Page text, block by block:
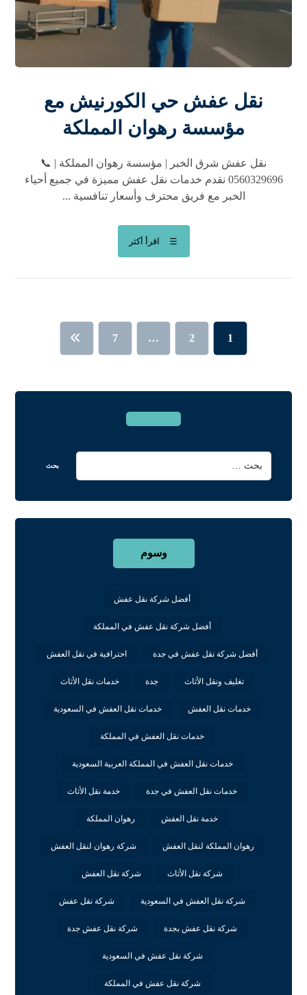
نقل عفش حي الكورنيش مع
مؤسسة رهوان المملكة
نقل عفش شرق الخبر | مؤسسة رهوان المملكة | 📞
0560329696 نقدم خدمات نقل عفش مميزة في جميع أحياء
الخبر مع فريق محترف وأسعار تنافسية ...
اقرأ أكثر
1
2
…
7
وسوم
أفضل شركة نقل عفش
أفضل شركة نقل عفش في المملكة
أفضل شركة نقل عفش في جدة احترافية في نقل العفش
تغليف ونقل الأثاث جدة خدمات نقل الأثاث
خدمات نقل العفش خدمات نقل العفش في السعودية
خدمات نقل العفش في المملكة
خدمات نقل العفش في المملكة العربية السعودية
خدمات نقل العفش في جدة خدمة نقل الأثاث
خدمة نقل العفش رهوان المملكة
رهوان المملكة لنقل العفش شركة رهوان لنقل العفش
شركة نقل الأثاث شركة نقل العفش
شركة نقل العفش في السعودية شركة نقل عفش
شركة نقل عفش بجدة شركة نقل عفش جدة
شركة نقل عفش في السعودية
شركة نقل عفش في المملكة